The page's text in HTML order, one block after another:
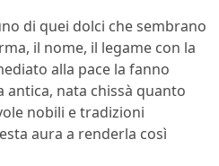
di quei dolci che sembrano
il nome, il legame con la
alla pace la fanno
nata chissà quanto
nobili e tradizioni
aura a renderla così